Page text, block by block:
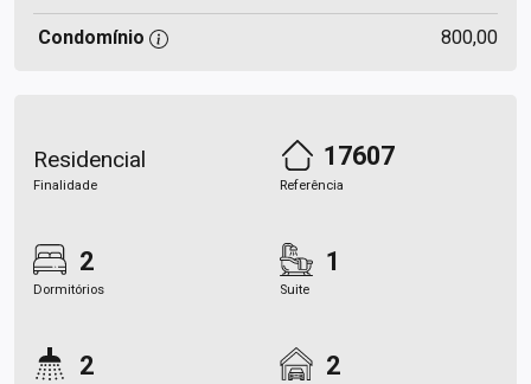
Condomínio 800,00
Residencial
Finalidade
17607
Referência
2
Dormitórios
1
Suite
2 2